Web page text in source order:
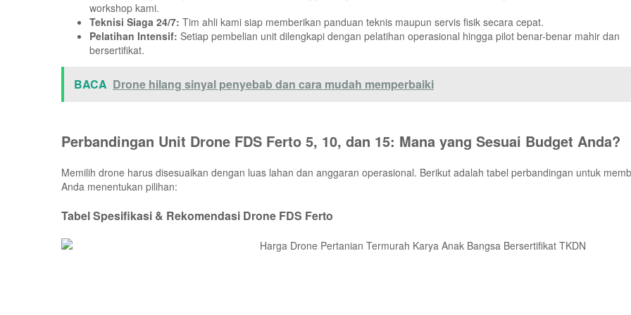
workshop kami.
Teknisi Siaga 24/7: Tim ahli kami siap memberikan panduan teknis maupun servis fisik secara cepat.
Pelatihan Intensif: Setiap pembelian unit dilengkapi dengan pelatihan operasional hingga pilot benar-benar mahir dan
bersertifikat.
BACA Drone hilang sinyal penyebab dan cara mudah memperbaiki
Perbandingan Unit Drone FDS Ferto 5, 10, dan 15: Mana yang Sesuai Budget Anda?
Memilih drone harus disesuaikan dengan luas lahan dan anggaran operasional. Berikut adalah tabel perbandingan untuk
Anda menentukan pilihan:
Tabel Spesifikasi & Rekomendasi Drone FDS Ferto